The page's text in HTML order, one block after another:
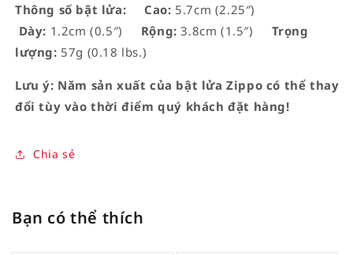
Thông số bật lửa: Cao: 5.7cm (2.25″)
Dày: 1.2cm (0.5″) Rộng: 3.8cm (1.5″)
Trọng
lượng: 57g (0.18 lbs.)
Lưu ý: Năm sản xuất của bật lửa Zippo có thể thay
đổi tùy vào thời điểm quý khách đặt hàng!
Chia sẻ
Bạn có thể thích